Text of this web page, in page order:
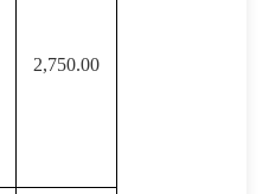
2,750.00